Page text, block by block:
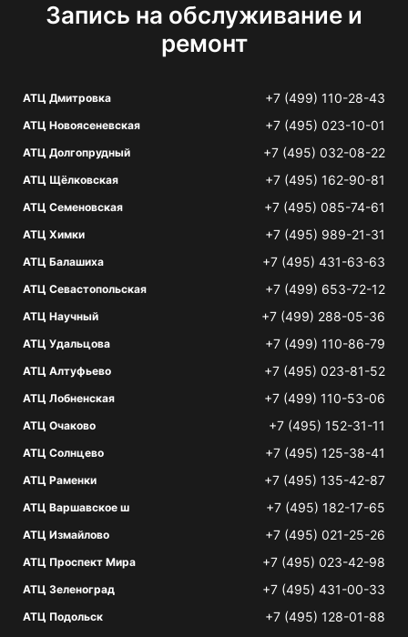
Запись на обслуживание и
ремонт
АТЦ Дмитровка +7 (499) 110-28-43
АТЦ Новоясеневская +7 (495) 023-10-01
АТЦ Долгопрудный +7 (495) 032-08-22
АТЦ Щёлковская +7 (495) 162-90-81
АТЦ Семеновская +7 (495) 085-74-61
АТЦ Химки +7 (495) 989-21-31
АТЦ Балашиха +7 (495) 431-63-63
АТЦ Севастопольская +7 (499) 653-72-12
АТЦ Научный +7 (499) 288-05-36
АТЦ Удальцова +7 (499) 110-86-79
АТЦ Алтуфьево +7 (495) 023-81-52
АТЦ Лобненская +7 (499) 110-53-06
АТЦ Очаково +7 (495) 152-31-11
АТЦ Солнцево +7 (495) 125-38-41
АТЦ Раменки +7 (495) 135-42-87
АТЦ Варшавское ш +7 (495) 182-17-65
АТЦ Измайлово +7 (495) 021-25-26
АТЦ Проспект Мира +7 (495) 023-42-98
АТЦ Зеленоград +7 (495) 431-00-33
АТЦ Подольск +7 (495) 128-01-88